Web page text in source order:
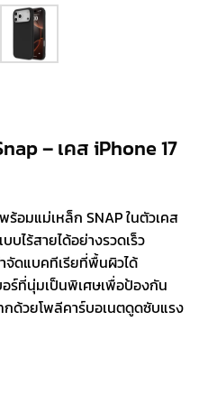
– เคส iPhone 17
อมแม่เหล็ก SNAP ในตัวเคส
บไร้สายได้อย่างรวดเร็ว
ดแบคทีเรียที่พื้นผิวได้
อร์ที่นุ่มเป็นพิเศษเพื่อป้องกัน
ด้วยโพลีคาร์บอเนตดูดซับแรง